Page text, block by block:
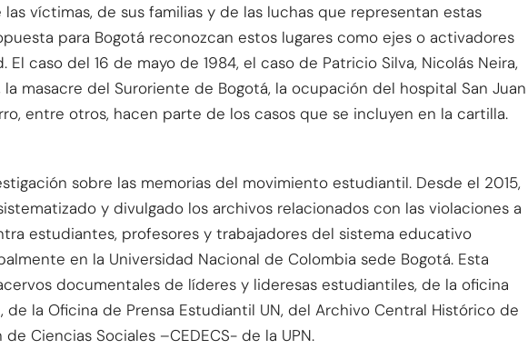
víctimas, de sus familias y de las luchas que representan estas
para Bogotá reconozcan estos lugares como ejes o activadores
caso del 16 de mayo de 1984, el caso de Patricio Silva, Nicolás Neira,
la masacre del Suroriente de Bogotá, la ocupación del hospital San Juan
entre otros, hacen parte de los casos que se incluyen en la cartilla.
sobre las memorias del movimiento estudiantil. Desde el 2015,
y divulgado los archivos relacionados con las violaciones a
estudiantes, profesores y trabajadores del sistema educativo
en la Universidad Nacional de Colombia sede Bogotá. Esta
documentales de líderes y lideresas estudiantiles, de la oficina
la Oficina de Prensa Estudiantil UN, del Archivo Central Histórico de
Ciencias Sociales –CEDECS- de la UPN.